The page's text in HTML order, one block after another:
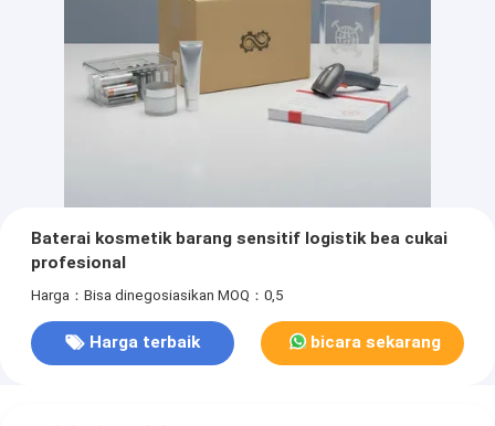
Baterai kosmetik barang sensitif logistik bea cukai
profesional
Harga：Bisa dinegosiasikan MOQ：0,5
Harga terbaik bicara sekarang